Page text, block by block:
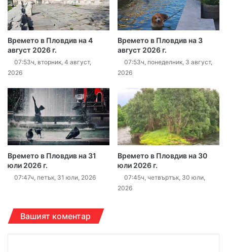
Времето в Пловдив на 4
август 2026 г.
07:53ч, вторник, 4 август,
2026
Времето в Пловдив на 3
август 2026 г.
07:53ч, понеделник, 3 август,
2026
Времето в Пловдив на 31
юли 2026 г.
07:47ч, петък, 31 юли, 2026
Времето в Пловдив на 30
юли 2026 г.
07:45ч, четвъртък, 30 юли,
2026
Вашият коментар